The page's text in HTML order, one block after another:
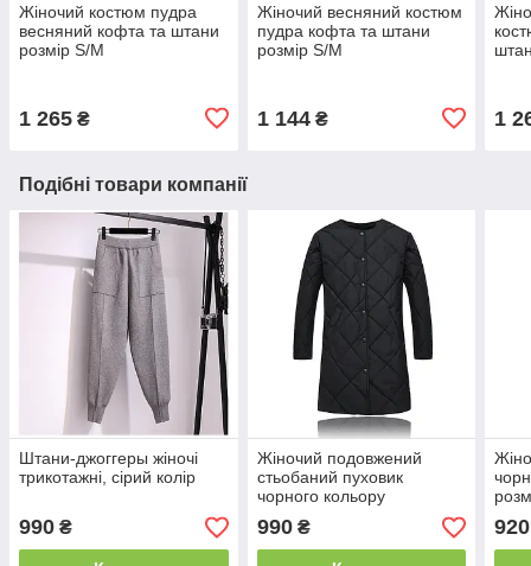
Жіночий костюм пудра
весняний кофта та штани
розмір S/M
1 265 ₴
Жіночий весняний костюм
пудра кофта та штани
розмір S/M
1 144₴ 1
Подібні товари компанії
Штани-джоггеры жіночі
трикотажні, сірий колір
990 ₴
Жіночий подовжений
стьобаний пуховик
чорного кольору
990₴ 920